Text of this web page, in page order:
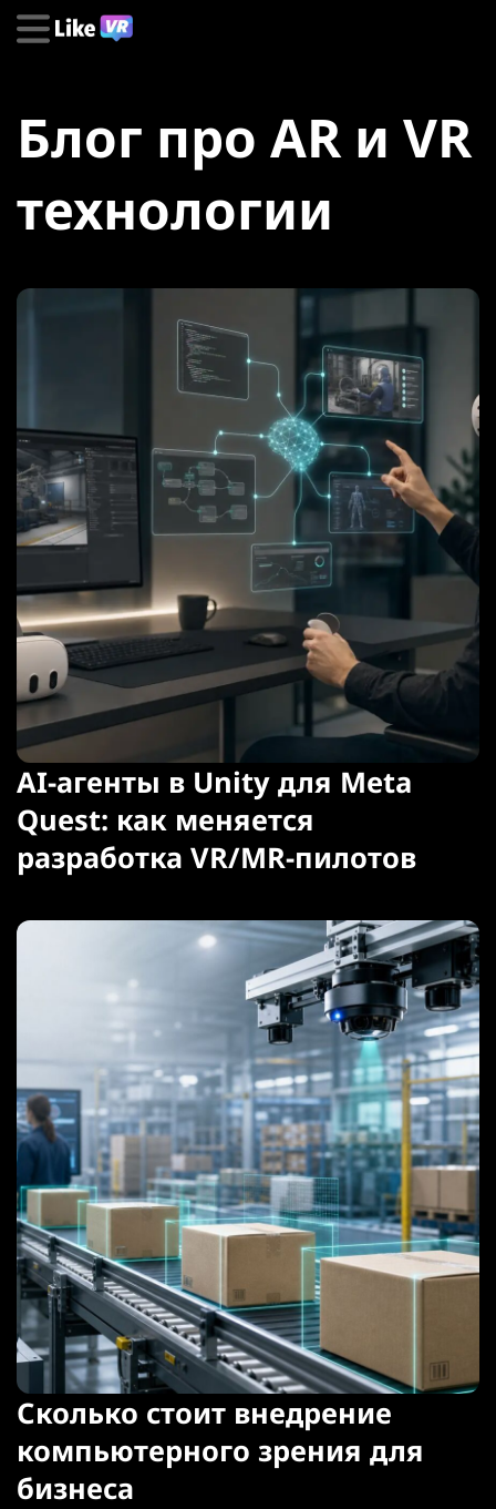
Блог про AR и VR
технологии
AI-агенты в Unity для Meta
Quest: как меняется
разработка VR/MR-пилотов
Сколько стоит внедрение
компьютерного зрения для
бизнеса